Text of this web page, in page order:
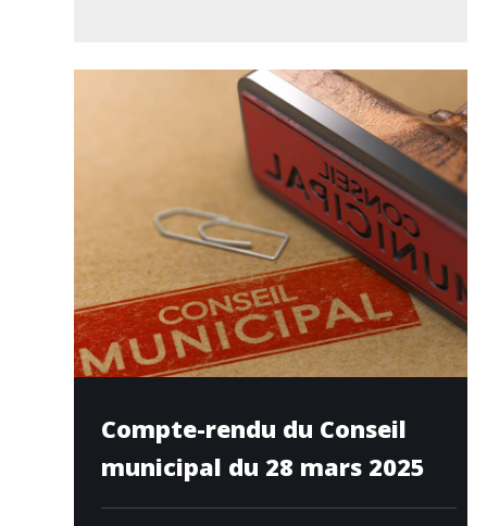
Compte-rendu du Conseil
municipal du 28 mars 2025